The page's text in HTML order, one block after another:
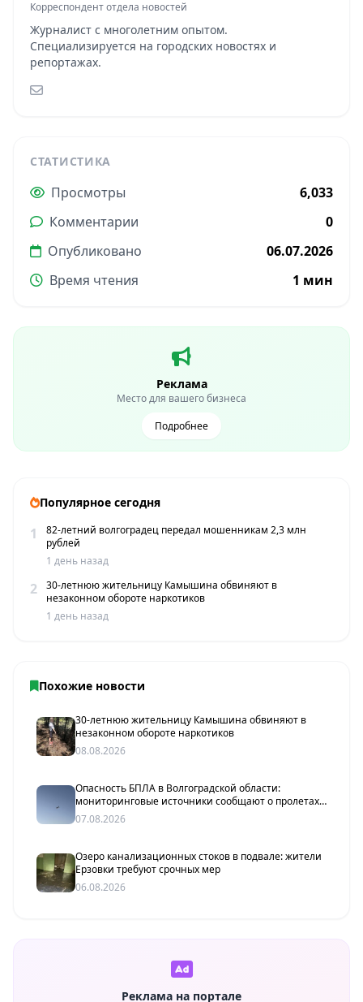
Корреспондент отдела новостей
Журналист с многолетним опытом.
Специализируется на городских новостях и
репортажах.
СТАТИСТИКА
Просмотры
6,033
Комментарии
0
Опубликовано
06.07.2026
Время чтения
1 мин
Реклама
Место для вашего бизнеса
Подробнее
Популярное сегодня
1
82-летний волгоградец передал мошенникам 2,3 млн
рублей
1 день назад
2
30-летнюю жительницу Камышина обвиняют в
незаконном обороте наркотиков
1 день назад
Похожие новости
30-летнюю жительницу Камышина обвиняют в
незаконном обороте наркотиков
08.08.2026
Опасность БПЛА в Волгоградской области:
мониторинговые источники сообщают о пролетах
беспилотников
07.08.2026
Озеро канализационных стоков в подвале: жители
Ерзовки требуют срочных мер
06.08.2026
Реклама на портале